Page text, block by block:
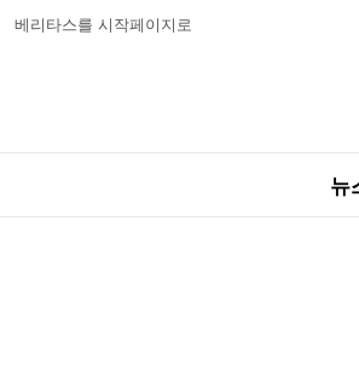
베리타스를 시작페이지로
뉴